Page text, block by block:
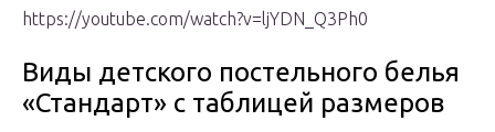
https://youtube.com/watch?v=ljYDN_Q3Ph0
Виды детского постельного белья
«Стандарт» с таблицей размеров